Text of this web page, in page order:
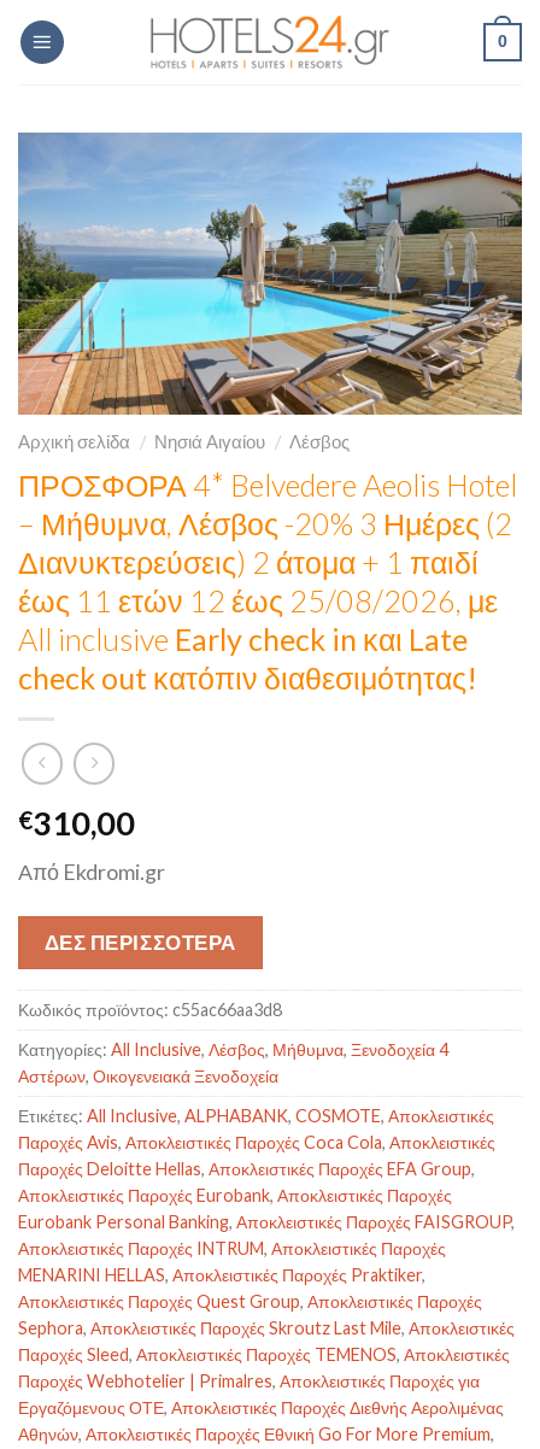
Skip
0
Αρχική σελίδα / Νησιά Αιγαίου / Λέσβος
ΠΡΟΣΦΟΡΑ 4* Belvedere Aeolis Hotel
– Μήθυμνα, Λέσβος -20% 3 Ημέρες (2
Διανυκτερεύσεις) 2 άτομα + 1 παιδί
έως 11 ετών 12 έως 25/08/2026, με
All inclusive Early check in και Late
check out κατόπιν διαθεσιμότητας!
€310,00
Από Ekdromi.gr
ΔΕΣ ΠΕΡΙΣΣΟΤΕΡΑ
Κωδικός προϊόντος: c55ac66aa3d8
Κατηγορίες: All Inclusive, Λέσβος, Μήθυμνα, Ξενοδοχεία 4
Αστέρων, Οικογενειακά Ξενοδοχεία
Ετικέτες: All Inclusive, ALPHABANK, COSMOTE, Αποκλειστικές
Παροχές Avis, Αποκλειστικές Παροχές Coca Cola, Αποκλειστικές
Παροχές Deloitte Hellas, Αποκλειστικές Παροχές EFA Group,
Αποκλειστικές Παροχές Eurobank, Αποκλειστικές Παροχές
Eurobank Personal Banking, Αποκλειστικές Παροχές FAISGROUP,
Αποκλειστικές Παροχές INTRUM, Αποκλειστικές Παροχές
MENARINI HELLAS, Αποκλειστικές Παροχές Praktiker,
Αποκλειστικές Παροχές Quest Group, Αποκλειστικές Παροχές
Sephora, Αποκλειστικές Παροχές Skroutz Last Mile, Αποκλειστικές
Παροχές Sleed, Αποκλειστικές Παροχές TEMENOS, Αποκλειστικές
Παροχές Webhotelier | Primalres, Αποκλειστικές Παροχές για
Εργαζόμενους ΟΤΕ, Αποκλειστικές Παροχές Διεθνής Αερολιμένας
Αθηνών, Αποκλειστικές Παροχές Εθνική Go For More Premium,